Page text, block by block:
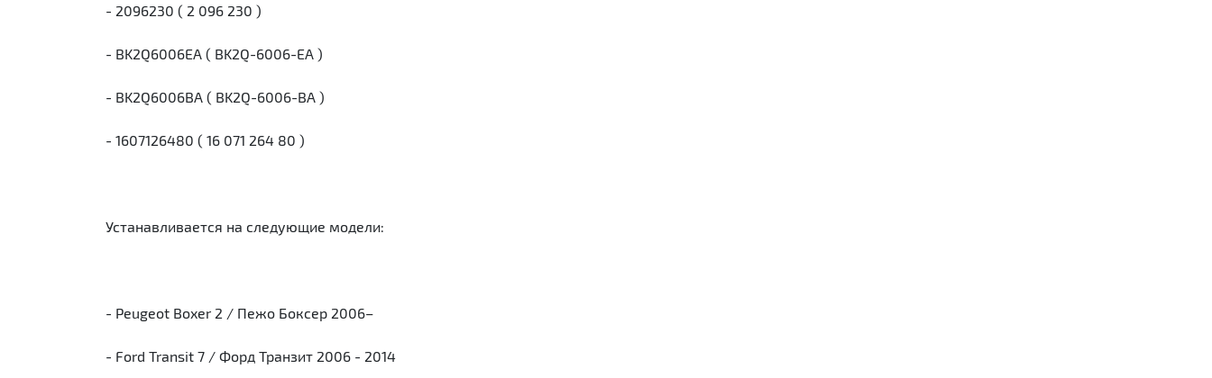
- 2096230 ( 2 096 230 )
- BK2Q6006EA ( BK2Q-6006-EA )
- BK2Q6006BA ( BK2Q-6006-BA )
- 1607126480 ( 16 071 264 80 )
Устанавливается на следующие модели:
- Peugeot Boxer 2 / Пежо Боксер 2006–
- Ford Transit 7 / Форд Транзит 2006 - 2014